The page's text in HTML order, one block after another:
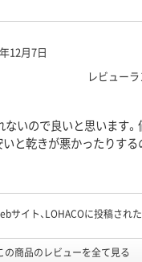
12月7日
レビュー
ないので良いと思います
と乾きが悪かったりす
サイト、LOHACOに投稿された
の商品のレビューを全て見る